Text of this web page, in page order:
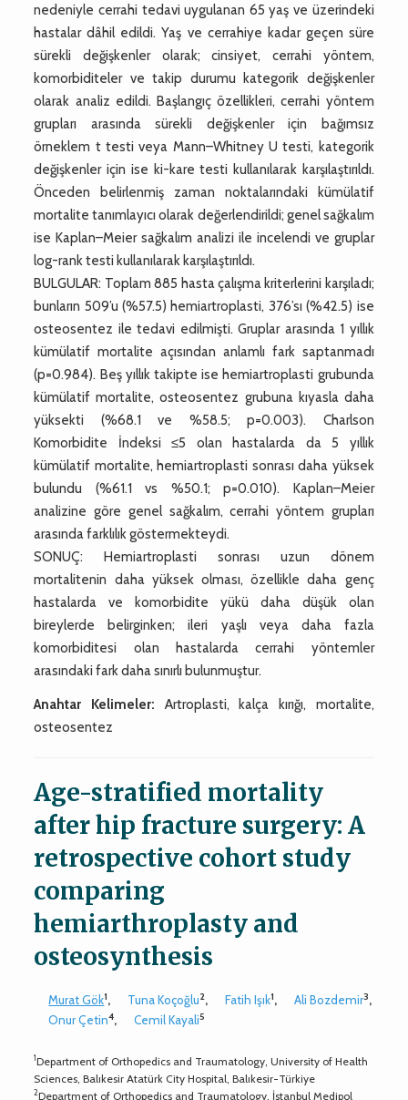
nedeniyle cerrahi tedavi uygulanan 65 yaş ve üzerindeki
hastalar dâhil edildi. Yaş ve cerrahiye kadar geçen süre
sürekli değişkenler olarak; cinsiyet, cerrahi yöntem,
komorbiditeler ve takip durumu kategorik değişkenler
olarak analiz edildi. Başlangıç özellikleri, cerrahi yöntem
grupları arasında sürekli değişkenler için bağımsız
örneklem t testi veya Mann–Whitney U testi, kategorik
değişkenler için ise ki-kare testi kullanılarak karşılaştırıldı.
Önceden belirlenmiş zaman noktalarındaki kümülatif
mortalite tanımlayıcı olarak değerlendirildi; genel sağkalım
ise Kaplan–Meier sağkalım analizi ile incelendi ve gruplar
log-rank testi kullanılarak karşılaştırıldı.
BULGULAR: Toplam 885 hasta çalışma kriterlerini karşıladı;
bunların 509’u (%57.5) hemiartroplasti, 376’sı (%42.5) ise
osteosentez ile tedavi edilmişti. Gruplar arasında 1 yıllık
kümülatif mortalite açısından anlamlı fark saptanmadı
(p=0.984). Beş yıllık takipte ise hemiartroplasti grubunda
kümülatif mortalite, osteosentez grubuna kıyasla daha
yüksekti (%68.1 ve %58.5; p=0.003). Charlson
Komorbidite İndeksi ≤5 olan hastalarda da 5 yıllık
kümülatif mortalite, hemiartroplasti sonrası daha yüksek
bulundu (%61.1 vs %50.1; p=0.010). Kaplan–Meier
analizine göre genel sağkalım, cerrahi yöntem grupları
arasında farklılık göstermekteydi.
SONUÇ: Hemiartroplasti sonrası uzun dönem
mortalitenin daha yüksek olması, özellikle daha genç
hastalarda ve komorbidite yükü daha düşük olan
bireylerde belirginken; ileri yaşlı veya daha fazla
komorbiditesi olan hastalarda cerrahi yöntemler
arasındaki fark daha sınırlı bulunmuştur.
Anahtar Kelimeler: Artroplasti, kalça kırığı, mortalite,
osteosentez
Age-stratified mortality
after hip fracture surgery: A
retrospective cohort study
comparing
hemiarthroplasty and
osteosynthesis
Murat Gök1, Tuna Koçoğlu2, Fatih Işık1, Ali Bozdemir3,
Onur Çetin4, Cemil Kayali5
1Department of Orthopedics and Traumatology, University of Health
Sciences, Balıkesir Atatürk City Hospital, Balıkesir-Türkiye
2Department of Orthopedics and Traumatology, İstanbul Medipol